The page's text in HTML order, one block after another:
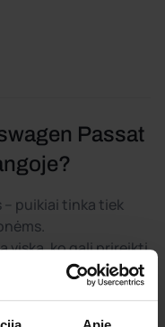
Passat
– puikiai tinka tiek
viską, ko gali prireikti
inventorių ar net